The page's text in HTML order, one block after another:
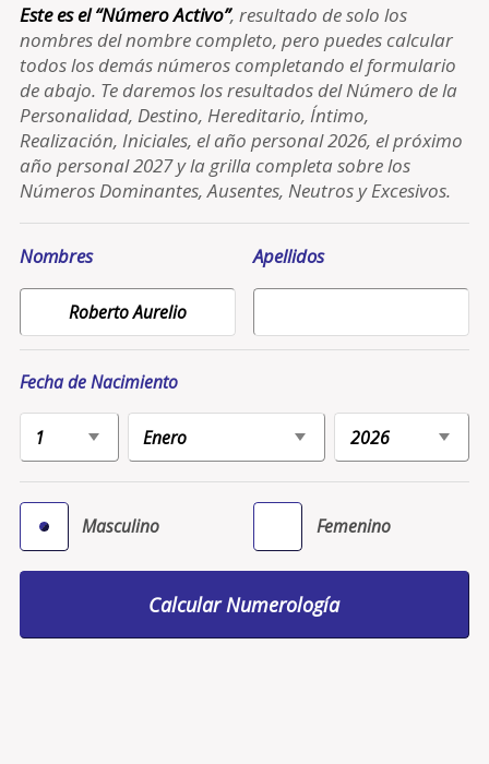
Este es el “Número Activo”, resultado de solo los
nombres del nombre completo, pero puedes calcular
todos los demás números completando el formulario
de abajo. Te daremos los resultados del Número de la
Personalidad, Destino, Hereditario, Íntimo,
Realización, Iniciales, el año personal 2026, el próximo
año personal 2027 y la grilla completa sobre los
Números Dominantes, Ausentes, Neutros y Excesivos.
Nombres Apellidos
Fecha de Nacimiento
Masculino Femenino